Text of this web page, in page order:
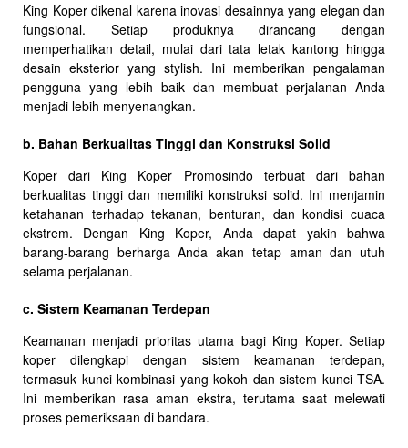
King Koper dikenal karena inovasi desainnya yang elegan dan
fungsional. Setiap produknya dirancang dengan
memperhatikan detail, mulai dari tata letak kantong hingga
desain eksterior yang stylish. Ini memberikan pengalaman
pengguna yang lebih baik dan membuat perjalanan Anda
menjadi lebih menyenangkan.
b. Bahan Berkualitas Tinggi dan Konstruksi Solid
Koper dari King Koper Promosindo terbuat dari bahan
berkualitas tinggi dan memiliki konstruksi solid. Ini menjamin
ketahanan terhadap tekanan, benturan, dan kondisi cuaca
ekstrem. Dengan King Koper, Anda dapat yakin bahwa
barang-barang berharga Anda akan tetap aman dan utuh
selama perjalanan.
c. Sistem Keamanan Terdepan
Keamanan menjadi prioritas utama bagi King Koper. Setiap
koper dilengkapi dengan sistem keamanan terdepan,
termasuk kunci kombinasi yang kokoh dan sistem kunci TSA.
Ini memberikan rasa aman ekstra, terutama saat melewati
proses pemeriksaan di bandara.